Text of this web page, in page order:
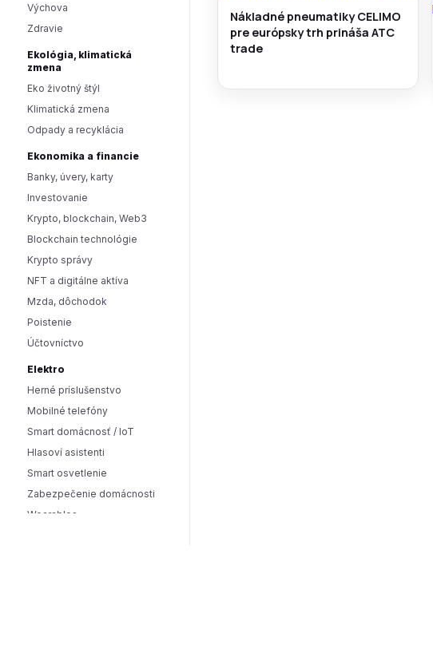
Výchova
Zdravie
Ekológia, klimatická
zmena
Eko životný štýl
Klimatická zmena
Odpady a recyklácia
Ekonomika a financie
Banky, úvery, karty
Investovanie
Krypto, blockchain, Web3
Blockchain technológie
Krypto správy
NFT a digitálne aktíva
Mzda, dôchodok
Poistenie
Účtovníctvo
Elektro
Herné príslušenstvo
Mobilné telefóny
Smart domácnosť / IoT
Hlasoví asistenti
Smart osvetlenie
Zabezpečenie domácnosti
Wearables
Nákladné pneumatiky CELIMO
pre európsky trh prináša ATC
trade